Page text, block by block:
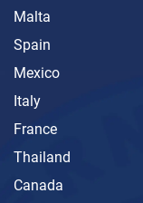
Malta
Spain
Mexico
Italy
France
Thailand
Canada